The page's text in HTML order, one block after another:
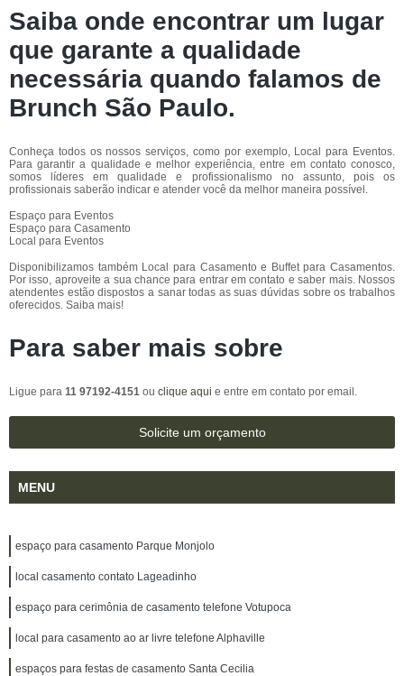
Saiba onde encontrar um lugar
que garante a qualidade
necessária quando falamos de
Brunch São Paulo.
Conheça todos os nossos serviços, como por exemplo, Local para Eventos.
Para garantir a qualidade e melhor experiência, entre em contato conosco,
somos líderes em qualidade e profissionalismo no assunto, pois os
profissionais saberão indicar e atender você da melhor maneira possível.
Espaço para Eventos
Espaço para Casamento
Local para Eventos
Disponibilizamos também Local para Casamento e Buffet para Casamentos.
Por isso, aproveite a sua chance para entrar em contato e saber mais. Nossos
atendentes estão dispostos a sanar todas as suas dúvidas sobre os trabalhos
oferecidos. Saiba mais!
Para saber mais sobre
Ligue para 11 97192-4151 ou clique aqui e entre em contato por email.
Solicite um orçamento
MENU
espaço para casamento Parque Monjolo
local casamento contato Lageadinho
espaço para cerimônia de casamento telefone Votupoca
local para casamento ao ar livre telefone Alphaville
espaços para festas de casamento Santa Cecilia